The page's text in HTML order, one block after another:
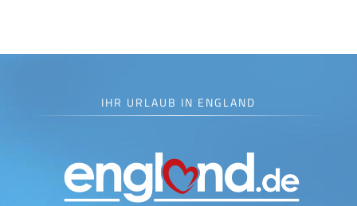
IHR URLAUB IN ENGLAND